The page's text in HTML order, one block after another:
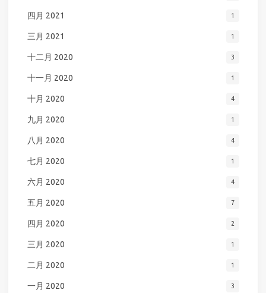
四月 2021 1
三月 2021 1
十二月 2020 3
十一月 2020 1
十月 2020 4
九月 2020 1
八月 2020 4
七月 2020 1
六月 2020 4
五月 2020 7
四月 2020 2
三月 2020 1
二月 2020 1
一月 2020 3